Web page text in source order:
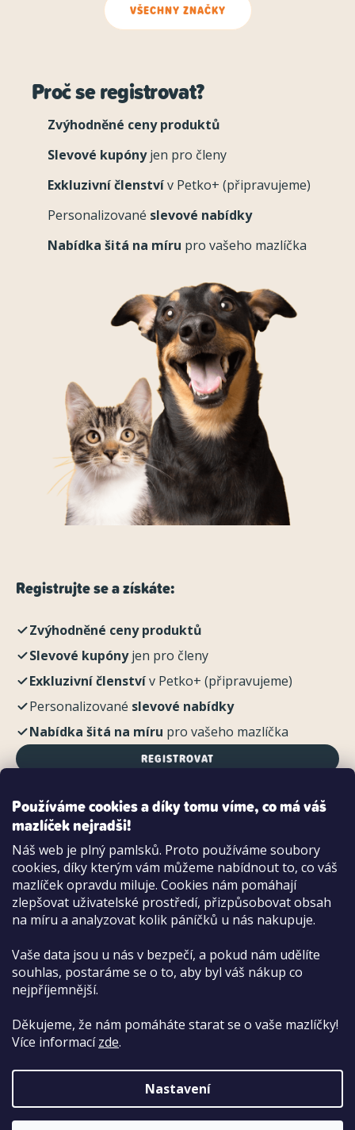
Používáme cookies a díky tomu víme, co má váš
mazlíček nejradši!
Náš web je plný pamlsků. Proto používáme soubory
cookies, díky kterým vám můžeme nabídnout to, co váš
mazlíček opravdu miluje. Cookies nám pomáhají
zlepšovat uživatelské prostředí, přizpůsobovat obsah
na míru a analyzovat kolik páníčků u nás nakupuje.
Vaše data jsou u nás v bezpečí, a pokud nám udělíte
souhlas, postaráme se o to, aby byl váš nákup co
nejpříjemnější.
Děkujeme, že nám pomáháte starat se o vaše mazlíčky!
Více informacízde.
Nastavení
VŠECHNY ZNAČKY
Proč se registrovat?
Zvýhodněné ceny produktů
Slevové kupónyjen pro členy
Exkluzivní členstvív Petko+ (připravujeme)
Personalizované slevové nabídky
Nabídka šitá na míru pro vašeho mazlíčka
Registrujte se a získáte:
Zvýhodněné ceny produktů
Slevové kupónyjen pro členy
Exkluzivní členstvív Petko+ (připravujeme)
Personalizované slevové nabídky
Nabídka šitá na míru pro vašeho mazlíčka
REGISTROVAT
Možnosti platby:
Dobírkou
Hotově i kartou na pobočce